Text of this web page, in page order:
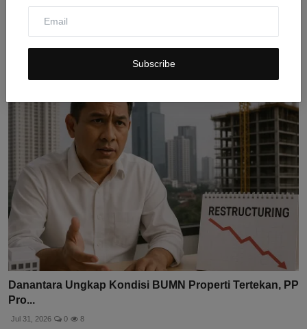
Subscribe
den...
Danantara Ungkap Kondisi BUMN Properti Tertekan, PP
Pro...
Jul 31, 2026 0 8